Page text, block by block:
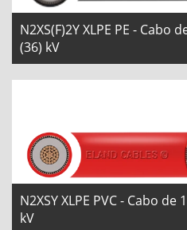
N2XS(F)2Y XLPE PE - Cabo
(36) kV
N2XSY XLPE PVC - Cabo de
kV